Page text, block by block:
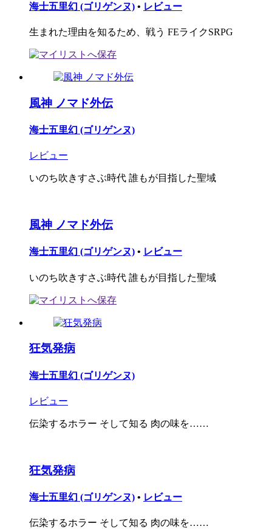
海士五里幻 (ゴリゲンヌ) • レビュー
生まれた理由を知るため、戦う FEライクSRPG
風神 ノマド外伝
海士五里幻 (ゴリゲンヌ)
レビュー
いのち吹きすさぶ時代 誰もが目指した聖域
風神 ノマド外伝
海士五里幻 (ゴリゲンヌ) • レビュー
いのち吹きすさぶ時代 誰もが目指した聖域
狂気発病
海士五里幻 (ゴリゲンヌ)
レビュー
伝染するホラー そして知る 肉の味を……
狂気発病
海士五里幻 (ゴリゲンヌ) • レビュー
伝染するホラー そして知る 肉の味を……